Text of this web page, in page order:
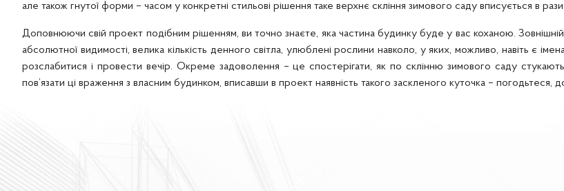
але також гнутої форми – часом у конкретні стильові рішення таке верхнє скління зимового саду вписується в рази
Доповнюючи свій проект подібним рішенням, ви точно знаєте, яка частина будинку буде у вас коханою.
абсолютної видимості, велика кількість денного світла, улюблені рослини навколо, у яких, можливо, навіть є
розслабитися і провести вечір. Окреме задоволення – це спостерігати, як по склінню зимового саду
пов’язати ці враження з власним будинком, вписавши в проект наявність такого заскленого куточка – погодьтеся,